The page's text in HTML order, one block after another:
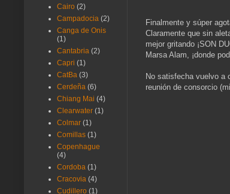
Finalmente y súper
Claramente que sin
mejor gritando ¡SON
Marsa Alam, ¡donde
No satisfecha vuelvo a
reunión de consorcio
Cairo (2)
Campadocia (2)
Canga de Onis
(1)
Cantabria (2)
Capri (1)
CatBa (3)
Cerdeña (6)
Chiang Mai (4)
Clearwater (1)
Colmar (1)
Comillas (1)
Copenhague
(4)
Cordoba (1)
Cracovia (4)
Cudillero (1)